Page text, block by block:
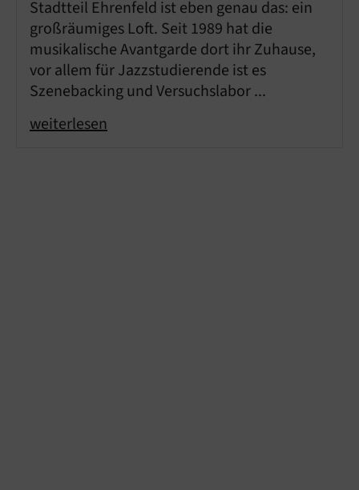
Stadtteil Ehrenfeld ist eben genau das: ein
großräumiges Loft. Seit 1989 hat die
musikalische Avantgarde dort ihr Zuhause,
vor allem für Jazzstudierende ist es
Szenebacking und Versuchslabor ...
weiterlesen